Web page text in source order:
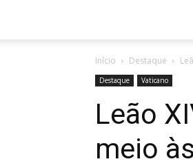
Início Destaque
Destaque Vaticano
Leão
meio